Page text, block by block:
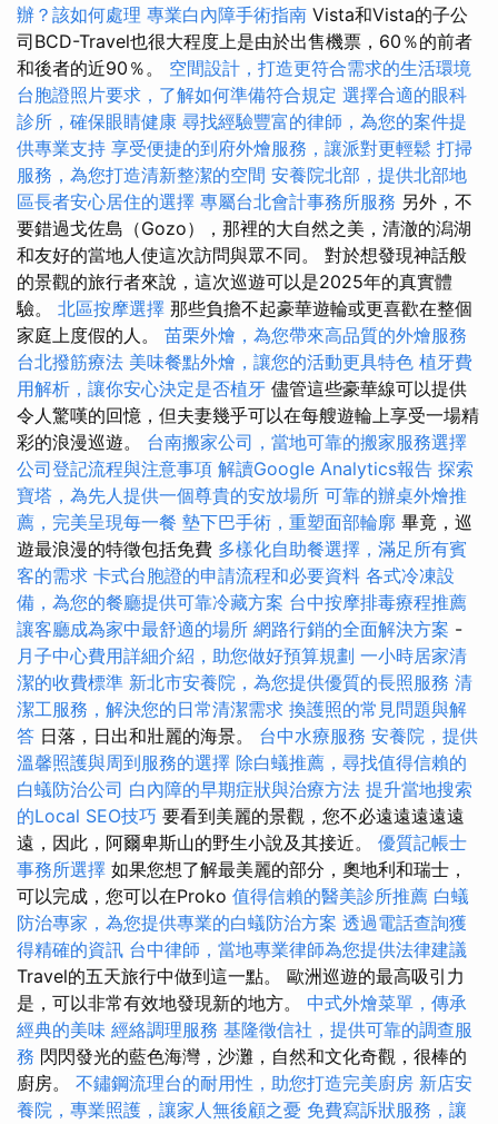
辦？該如何處理 專業白內障手術指南 Vista和Vista的子公
司BCD-Travel也很大程度上是由於出售機票，60％的前者
和後者的近90％。 空間設計，打造更符合需求的生活環境
台胞證照片要求，了解如何準備符合規定 選擇合適的眼科
診所，確保眼睛健康 尋找經驗豐富的律師，為您的案件提
供專業支持 享受便捷的到府外燴服務，讓派對更輕鬆 打掃
服務，為您打造清新整潔的空間 安養院北部，提供北部地
區長者安心居住的選擇 專屬台北會計事務所服務 另外，不
要錯過戈佐島（Gozo），那裡的大自然之美，清澈的潟湖
和友好的當地人使這次訪問與眾不同。 對於想發現神話般
的景觀的旅行者來說，這次巡遊可以是2025年的真實體
驗。 北區按摩選擇 那些負擔不起豪華遊輪或更喜歡在整個
家庭上度假的人。 苗栗外燴，為您帶來高品質的外燴服務
台北撥筋療法 美味餐點外燴，讓您的活動更具特色 植牙費
用解析，讓你安心決定是否植牙 儘管這些豪華線可以提供
令人驚嘆的回憶，但夫妻幾乎可以在每艘遊輪上享受一場精
彩的浪漫巡遊。 台南搬家公司，當地可靠的搬家服務選擇
公司登記流程與注意事項 解讀Google Analytics報告 探索
寶塔，為先人提供一個尊貴的安放場所 可靠的辦桌外燴推
薦，完美呈現每一餐 墊下巴手術，重塑面部輪廓 畢竟，巡
遊最浪漫的特徵包括免費 多樣化自助餐選擇，滿足所有賓
客的需求 卡式台胞證的申請流程和必要資料 各式冷凍設
備，為您的餐廳提供可靠冷藏方案 台中按摩排毒療程推薦
讓客廳成為家中最舒適的場所 網路行銷的全面解決方案 -
月子中心費用詳細介紹，助您做好預算規劃 一小時居家清
潔的收費標準 新北市安養院，為您提供優質的長照服務 清
潔工服務，解決您的日常清潔需求 換護照的常見問題與解
答 日落，日出和壯麗的海景。 台中水療服務 安養院，提供
溫馨照護與周到服務的選擇 除白蟻推薦，尋找值得信賴的
白蟻防治公司 白內障的早期症狀與治療方法 提升當地搜索
的Local SEO技巧 要看到美麗的景觀，您不必遠遠遠遠遠
遠，因此，阿爾卑斯山的野生小說及其接近。 優質記帳士
事務所選擇 如果您想了解最美麗的部分，奧地利和瑞士，
可以完成，您可以在Proko 值得信賴的醫美診所推薦 白蟻
防治專家，為您提供專業的白蟻防治方案 透過電話查詢獲
得精確的資訊 台中律師，當地專業律師為您提供法律建議
Travel的五天旅行中做到這一點。 歐洲巡遊的最高吸引力
是，可以非常有效地發現新的地方。 中式外燴菜單，傳承
經典的美味 經絡調理服務 基隆徵信社，提供可靠的調查服
務 閃閃發光的藍色海灣，沙灘，自然和文化奇觀，很棒的
廚房。 不鏽鋼流理台的耐用性，助您打造完美廚房 新店安
養院，專業照護，讓家人無後顧之憂 免費寫訴狀服務，讓